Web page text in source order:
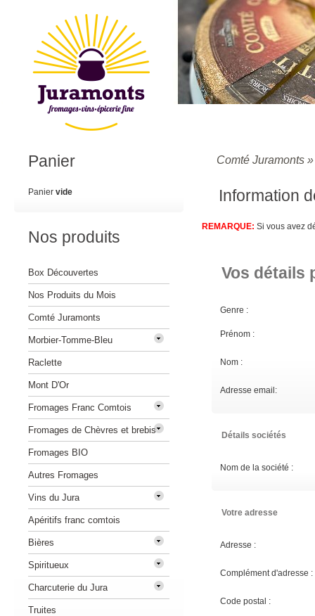
Comté Juramonts
Information
REMARQUE: Si vous avez
Vos détails
Genre :
Prénom :
Nom :
Adresse email:
Détails sociétés
Nom de la société :
Votre adresse
Adresse :
Complément d'adresse :
Code postal :
Panier
Panier vide
Nos produits
Box Découvertes
Nos Produits du Mois
Comté Juramonts
Morbier-Tomme-Bleu
Raclette
Mont D'Or
Fromages Franc Comtois
Fromages de Chèvres et brebis
Fromages BIO
Autres Fromages
Vins du Jura
Apéritifs franc comtois
Bières
Spiritueux
Charcuterie du Jura
Truites